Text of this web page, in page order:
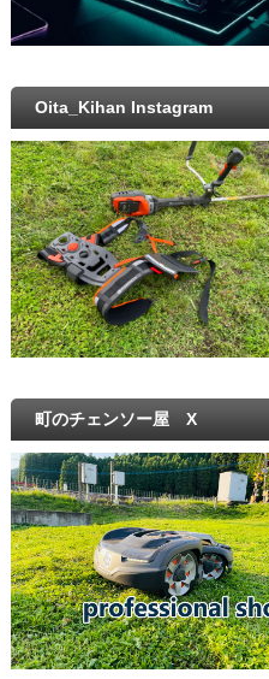
Oita_Kihan Instagram
町のチェンソー屋 X